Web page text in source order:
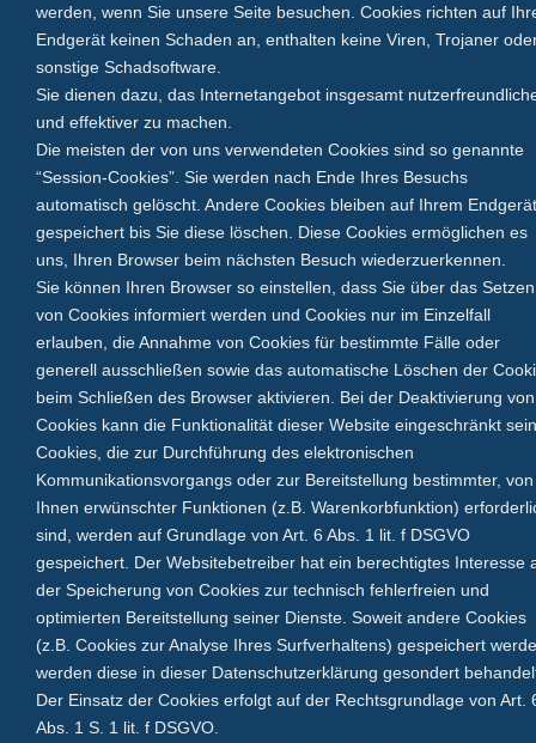
werden, wenn Sie unsere Seite besuchen. Cookies richten auf
Endgerät keinen Schaden an, enthalten keine Viren, Trojaner
sonstige Schadsoftware.
Sie dienen dazu, das Internetangebot insgesamt
und effektiver zu machen.
Die meisten der von uns verwendeten Cookies sind so genannte
“Session-Cookies”. Sie werden nach Ende Ihres Besuchs
automatisch gelöscht. Andere Cookies bleiben auf Ihrem Endgerät
gespeichert bis Sie diese löschen. Diese Cookies ermöglichen es
uns, Ihren Browser beim nächsten Besuch wiederzuerkennen.
Sie können Ihren Browser so einstellen, dass Sie über das Setzen
von Cookies informiert werden und Cookies nur im Einzelfall
erlauben, die Annahme von Cookies für bestimmte Fälle oder
generell ausschließen sowie das automatische Löschen der
beim Schließen des Browser aktivieren. Bei der Deaktivierung von
Cookies kann die Funktionalität dieser Website eingeschränkt
Cookies, die zur Durchführung des elektronischen
Kommunikationsvorgangs oder zur Bereitstellung bestimmter, von
Ihnen erwünschter Funktionen (z.B. Warenkorbfunktion)
sind, werden auf Grundlage von Art. 6 Abs. 1 lit. f DSGVO
gespeichert. Der Websitebetreiber hat ein berechtigtes Interesse
der Speicherung von Cookies zur technisch fehlerfreien und
optimierten Bereitstellung seiner Dienste. Soweit andere Cookies
(z.B. Cookies zur Analyse Ihres Surfverhaltens) gespeichert
werden diese in dieser Datenschutzerklärung gesondert
Der Einsatz der Cookies erfolgt auf der Rechtsgrundlage von Art.
Abs. 1 S. 1 lit. f DSGVO.